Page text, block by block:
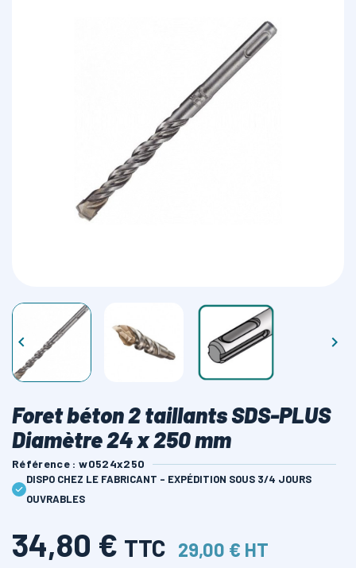
FERS & PLAQUETTES
LAMES SCIES RUBAN
 
Foret béton 2 taillants SDS-PLUS
Diamètre 24 x 250 mm
Référence : w0524x250
DISPO CHEZ LE FABRICANT - EXPÉDITION SOUS 3/4 JOURS
OUVRABLES
34,80 € TTC 29,00 € HT